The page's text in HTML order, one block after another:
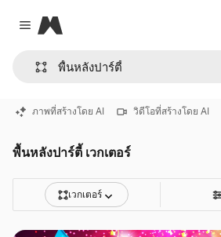
Close menu
Magnific
ภาพที่สร้างโดย AI วิดีโอที่สร้างโดย AI
พื้นหลังปาร์ตี้ เวกเตอร์
เวกเตอร์